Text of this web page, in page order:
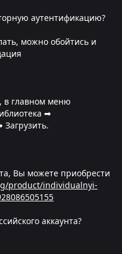
аутентификацию?
можно обойтись и
в главном меню
➡
Вы можете приобрести
product/individualnyi-
аккаунта?